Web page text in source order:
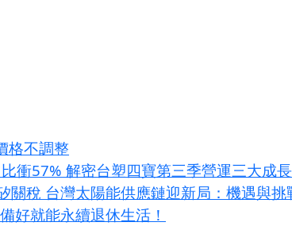
格不調整
衝57% 解密台塑四寶第三季營運三大成
關稅 台灣太陽能供應鏈迎新局：機遇與挑
好就能永續退休生活！